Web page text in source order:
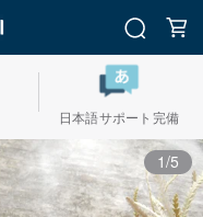
日本語サポート完備
1/5